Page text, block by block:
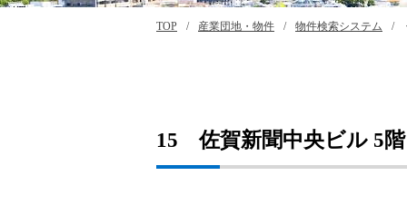
TOP / 産業団地・物件 / 物件検索システム /
15 佐賀新聞中央ビル 5階